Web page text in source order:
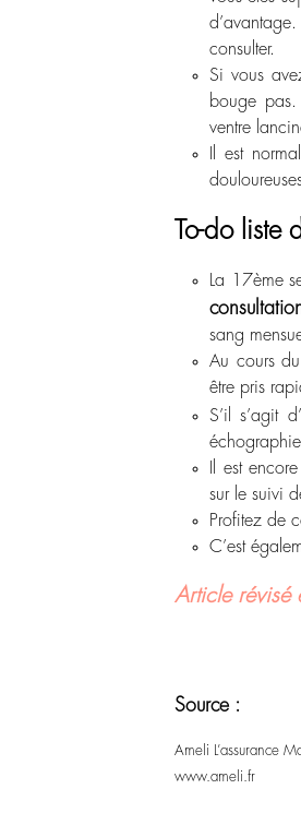
consulter.
Si vous
bouge
ventre
Il est
To-do
La 17ème
sang
Au cours
être pris
S’il s’agit
Il est
sur le suivi
Profitez de
C’est
Article révisé
Source :
Ameli L’assurance
www.ameli.fr